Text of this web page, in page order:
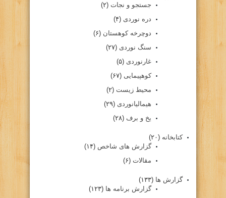
جستجو و نجات (۲)
دره نوردی (۴)
دوچرخه کوهستان (۶)
سنگ نوردی (۲۷)
غارنوردی (۵)
کوهپیمایی (۶۷)
محیط زیست (۲)
هیمالیانوردی (۲۹)
یخ و برف (۲۸)
کتابخانه (۲۰)
گزارش های شاخص (۱۴)
مقالات (۶)
گزارش ها (۱۳۳)
گزارش برنامه ها (۱۲۳)